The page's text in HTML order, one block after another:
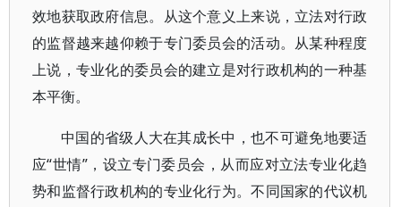
效地获取政府信息。从这个意义上来说，立法对行政
的监督越来越仰赖于专门委员会的活动。从某种程度
上说，专业化的委员会的建立是对行政机构的一种基
本平衡。
中国的省级人大在其成长中，也不可避免地要适
应“世情”，设立专门委员会，从而应对立法专业化趋
势和监督行政机构的专业化行为。不同国家的代议机